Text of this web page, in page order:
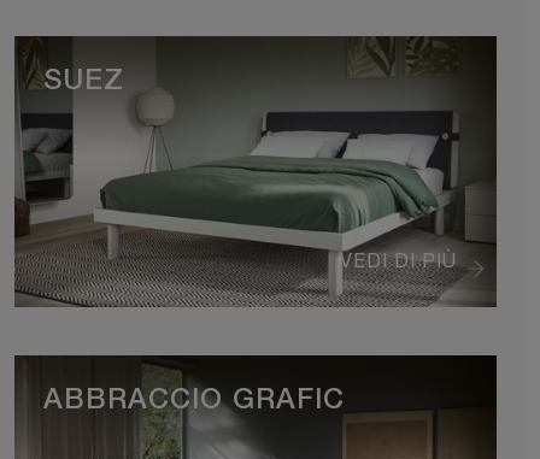
VEDI DI PIÙ
SUEZ
ABBRACCIO GRAFIC